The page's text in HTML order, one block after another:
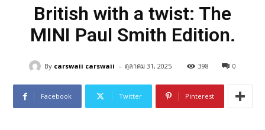
British with a twist: The
MINI Paul Smith Edition.
By carswaii carswaii - ตุลาคม 31, 2025 398 0
Facebook Twitter Pinterest